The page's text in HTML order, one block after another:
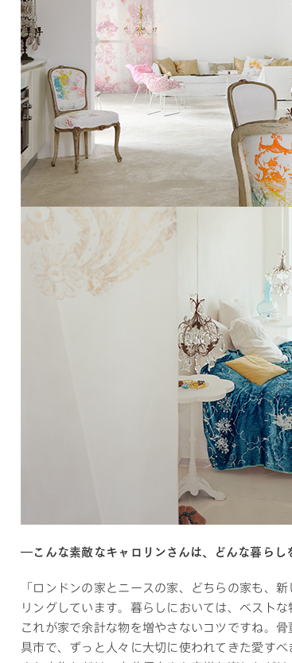
―こんな素敵なキャロリンさんは、どんな暮らし
「ロンドンの家とニースの家、どちらの家も、
リングしています。暮らしにおいては、ベスト
これが家で余計な物を増やさないコツですね。
具市で、ずっと人々に大切に使われてきた愛す